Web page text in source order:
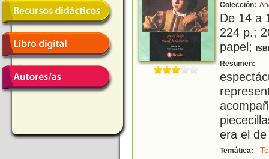
Colección:
De 14 a
224 p.;
papel;
Resumen:
era el
Temática: